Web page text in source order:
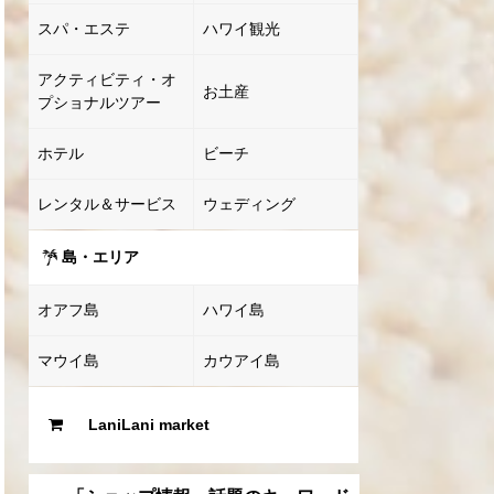
スパ・エステ ハワイ観光
アクティビティ・オ
プショナルツアー
お土産
ホテル ビーチ
レンタル＆サービス ウェディング
島・エリア
オアフ島 ハワイ島
マウイ島 カウアイ島
LaniLani market